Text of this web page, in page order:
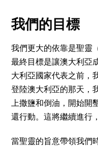
我們的目標
我們更大的依靠是聖靈
最終目標是讓澳大利亞
大利亞國家代表之前，
登陸澳大利亞的那天，
上撒鹽和倒油，開始開
還行動。這將繼續進行
當聖靈的旨意帶領我們